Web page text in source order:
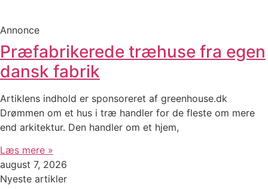
Annonce
Præfabrikerede træhuse fra egen
dansk fabrik
Artiklens indhold er sponsoreret af greenhouse.dk
Drømmen om et hus i træ handler for de fleste om mere
end arkitektur. Den handler om et hjem,
Læs mere »
august 7, 2026
Nyeste artikler